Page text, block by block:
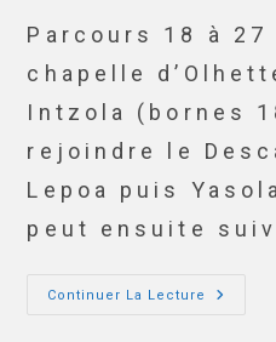
Parcours 18 à
chapelle
Intzola (bornes
rejoindre le
Lepoa puis
peut ensuite
Continuer La Lecture